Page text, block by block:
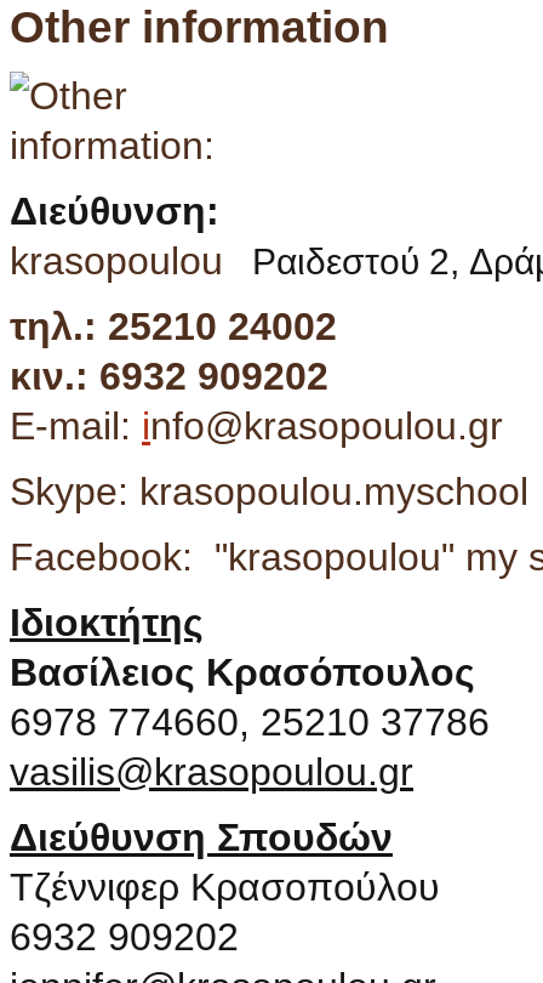
Other information
krasopoulou
Ραιδεστού 2,
τηλ.: 25210 24002
κιν.: 6932 909202
E-mail: info@krasopoulou.gr
Skype: krasopoulou.myschool
Facebook: "krasopoulou" my
Ιδιοκτήτης
Βασίλειος Κρασόπουλος
6978 774660, 25210 37786
vasilis@krasopoulou.gr
Διεύθυνση Σπουδών
Τζέννιφερ Κρασοπούλου
6932 909202